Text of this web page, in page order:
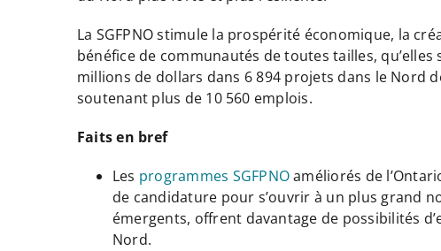
La SGFPNO stimule la prospérité économique, la
bénéfice de communautés de toutes tailles,
millions de dollars dans 6 894 projets dans le Nord
soutenant plus de 10 560 emplois.
Faits en bref
Les programmes SGFPNOaméliorés de
de candidature pour s’ouvrir à un plus grand
émergents, offrent davantage de possibilités
Nord.